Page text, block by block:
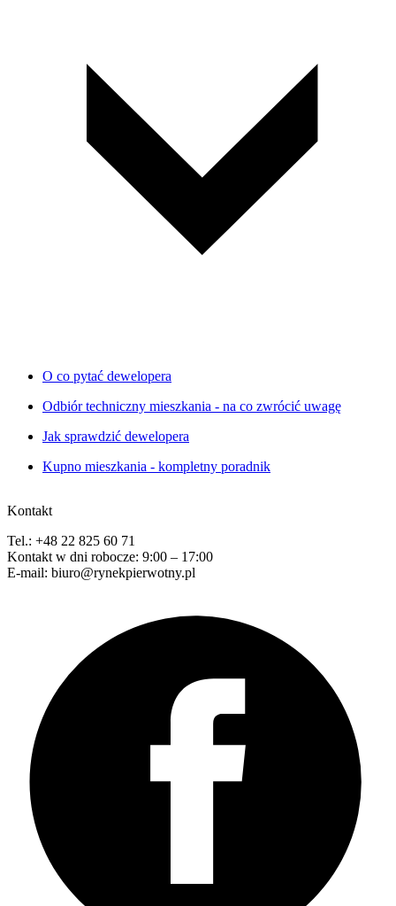
O co pytać dewelopera
Odbiór techniczny mieszkania - na co zwrócić uwagę
Jak sprawdzić dewelopera
Kupno mieszkania - kompletny poradnik
Kontakt
Tel.: +48 22 825 60 71
Kontakt w dni robocze: 9:00 – 17:00
E-mail: biuro@rynekpierwotny.pl